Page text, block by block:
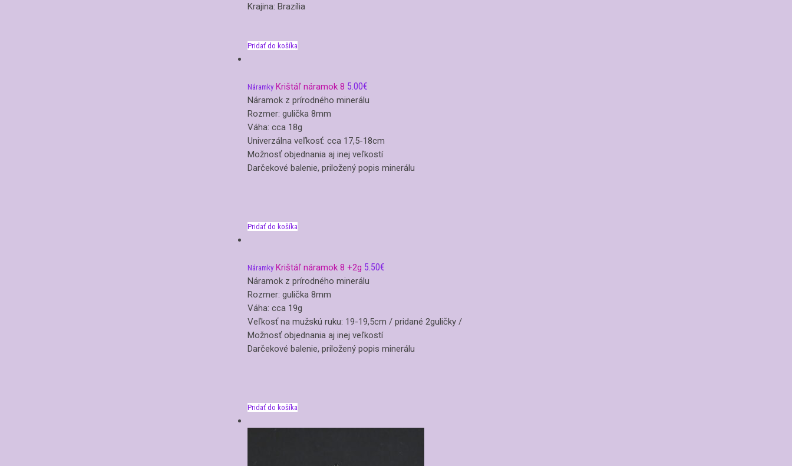
Krajina: Brazília
Pridať do košíka
Náramky Krištáľ náramok 8 5.00€
Náramok z prírodného minerálu
Rozmer: gulička 8mm
Váha: cca 18g
Univerzálna veľkosť: cca 17,5-18cm
Možnosť objednania aj inej veľkostí
Darčekové balenie, priložený popis minerálu
Pridať do košíka
Náramky Krištáľ náramok 8 +2g 5.50€
Náramok z prírodného minerálu
Rozmer: gulička 8mm
Váha: cca 19g
Veľkosť na mužskú ruku: 19-19,5cm / pridané 2guličky /
Možnosť objednania aj inej veľkostí
Darčekové balenie, priložený popis minerálu
Pridať do košíka